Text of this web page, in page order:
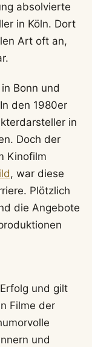
absolvierte
in Köln. Dort
Art oft an,
Bonn und
den 1980er
in
Doch der
Kinofilm
, war diese
Plötzlich
die Angebote
und gilt
Filme der
und